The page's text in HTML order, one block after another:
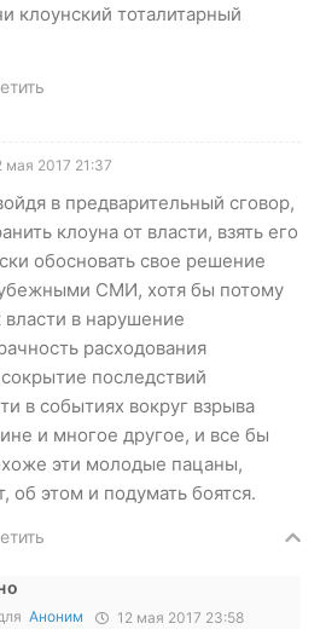
клоунский тоталитарный
мая 2017 21:37
в предварительный сговор,
клоуна от власти, взять его
обосновать свое решение
СМИ, хотя бы потому
власти в нарушение
расходования
последствий
в событиях вокруг взрыва
и многое другое, и все бы
эти молодые пацаны,
об этом и подумать боятся.
Аноним 12 мая 2017 23:58